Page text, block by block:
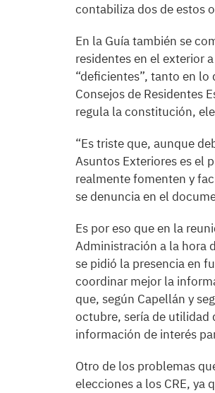
contabiliza dos de estos
En la Guía también se
residentes en el exterior
“deficientes”, tanto en lo
Consejos de Residentes
regula la constitución,
“Es triste que, aunque
Asuntos Exteriores es el
realmente fomenten y
se denuncia en el
Es por eso que en la
Administración a la hora
se pidió la presencia en
coordinar mejor la
que, según Capellán y
octubre, sería de utilidad
información de interés
Otro de los problemas
elecciones a los CRE, ya